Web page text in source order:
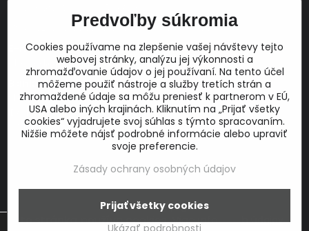
Prevádzková doba: pracovné dni10:00 - 14:00
E-mail:
obchod@proaudio.sk
Bankové spojenie:
Slovenská sporiteľňa, a.s.
IBAN: SK48 0900 0000 0051 9050 9782
SWIFT: GIBASKBX
©2026Copyright
Predvoľby súkromiaZásady ochrany osobných údajov
Predvoľby súkromia
Cookies používame na zlepšenie vašej návštevy tejto
webovej stránky, analýzu jej výkonnosti a
zhromažďovanie údajov o jej používaní. Na tento účel
môžeme použiť nástroje a služby tretích strán a
zhromaždené údaje sa môžu preniesť k partnerom v EÚ,
USA alebo iných krajinách. Kliknutím na „Prijať všetky
cookies“ vyjadrujete svoj súhlas s týmto spracovaním.
Nižšie môžete nájsť podrobné informácie alebo upraviť
svoje preferencie.
Zásady ochrany osobných údajov
Ukázať podrobnosti
Prijať všetky cookies
Táto stránka používa cookies.Viac info